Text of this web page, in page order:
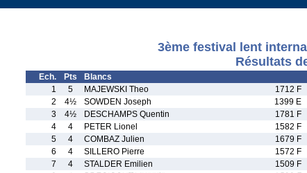
3ème festival lent
Résultats
Ech. Pts Blancs
1
5 MAJEWSKI Theo 1712 F
2
4½ SOWDEN Joseph 1399 E
3
4½ DESCHAMPS Quentin 1781 F
4
4 PETER Lionel 1582 F
5
4 COMBAZ Julien 1679 F
6
4 SILLERO Pierre 1572 F
7
4 STALDER Emilien 1509 F